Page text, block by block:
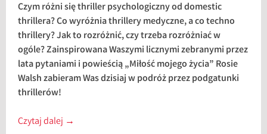
Czym różni się thriller psychologiczny od domestic
thrillera? Co wyróżnia thrillery medyczne, a co techno
thrillery? Jak to rozróżnić, czy trzeba rozróżniać w
ogóle? Zainspirowana Waszymi licznymi zebranymi przez
lata pytaniami i powieścią „Miłość mojego życia” Rosie
Walsh zabieram Was dzisiaj w podróż przez podgatunki
thrillerów!
Czytaj dalej →